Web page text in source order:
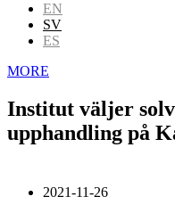
EN
SV
ES
MORE
Institut väljer
upphandling på
2021-11-26